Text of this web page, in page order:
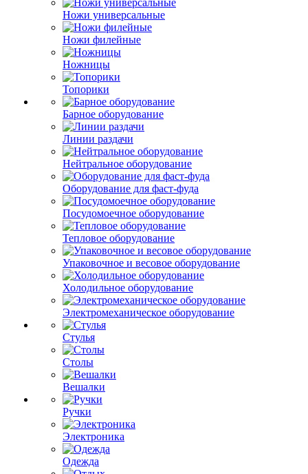
Ножи универсальные
Ножи филейные
Ножницы
Топорики
Барное оборудование
Линии раздачи
Нейтральное оборудование
Оборудование для фаст-фуда
Посудомоечное оборудование
Тепловое оборудование
Упаковочное и весовое оборудование
Холодильное оборудование
Электромеханическое оборудование
Стулья
Столы
Вешалки
Ручки
Электроника
Одежда